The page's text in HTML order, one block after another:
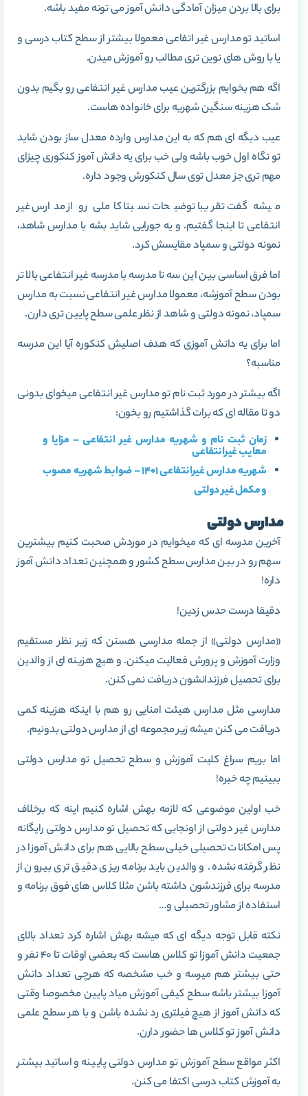
برای بالا بردن میزان آمادگی دانش آموز می تونه مفید باشه.
اساتید تو مدارس غیر اتفاعی معمولا بیشتر از سطح کتاب درسی و
یا با روش های نوین تری مطالب رو آموزش میدن.
اگه هم بخوایم بزرگترین عیب مدارس غیر انتفاعی رو بگیم بدون
شک هزینه سنگین شهریه برای خانواده هاست.
عیب دیگه ای هم که به این مدارس وارده معدل ساز بودن شاید
تو نگاه اول خوب باشه ولی خب برای یه دانش آموز کنکوری چیزای
مهم تری جز معدل توی سال کنکورش وجود داره.
میشه گفت تقریبا توضیحات نسبتا کاملی رو از مدارس غیر
انتفاعی تا اینجا گفتیم. و یه جورایی شاید بشه با مدارس شاهد،
نمونه دولتی و سمپاد مقایسش کرد.
اما فرق اساسی بین این سه تا مدرسه با مدرسه غیر انتفاعی بالا تر
بودن سطح آموزشه، معمولا مدارس غیر انتفاعی نسبت به مدارس
سمپاد، نمونه دولتی و شاهد از نظر علمی سطح پایین تری دارن.
اما برای یه دانش آموزی که هدف اصلیش کنکوره آیا این مدرسه
مناسبه؟
اگه بیشتر در مورد ثبت نام تو مدارس غیر انتفاعی میخوای بدونی
دو تا مقاله ای که برات گذاشتیم رو بخون:
زمان ثبت نام و شهریه مدارس غیر انتفاعی – مزایا و
معایب غیرانتفاعی
شهریه مدارس غیرانتفاعی 1401 – ضوابط شهریه مصوب
و مکمل غیر دولتی
مدارس دولتی
آخرین مدرسه ای که میخوایم در موردش صحبت کنیم بیشترین
سهم رو در بین مدارس سطح کشور و همچنین تعداد دانش آموز
داره!
دقیقا درست حدس زدین!
«مدارس دولتی» از جمله مدارسی هستن که زیر نظر مستقیم
وزارت آموزش و پرورش فعالیت میکنن. و هیچ هزینه ای از والدین
برای تحصیل فرزندانشون دریافت نمی کنن.
مدارسی مثل مدارس هیئت امنایی رو هم با اینکه هزینه کمی
دریافت می کنن میشه زیر مجموعه ای از مدارس دولتی بدونیم.
اما بریم سراغ کلیت آموزش و سطح تحصیل تو مدارس دولتی
ببینیم چه خبره!
خب اولین موضوعی که لازمه بهش اشاره کنیم اینه که برخلاف
مدارس غیر دولتی از اونجایی که تحصیل تو مدارس دولتی رایگانه
پس امکانات تحصیلی خیلی سطح بالایی هم برای دانش آموزا در
نظر گرفته نشده. و والدین باید برنامه ریزی دقیق تری بیرون از
مدرسه برای فرزندشون داشته باشن مثلا کلاس های فوق برنامه و
استفاده از مشاور تحصیلی و…
نکته قابل توجه دیگه ای که میشه بهش اشاره کرد تعداد بالای
جمعیت دانش آموزا تو کلاس هاست که بعضی اوقات تا 40 نفر و
حتی بیشتر هم میرسه و خب مشخصه که هرچی تعداد دانش
آموزا بیشتر باشه سطح کیفی آموزش میاد پایین مخصوصا وقتی
که دانش آموز از هیچ فیلتری رد نشده باشن و با هر سطح علمی
دانش آموز تو کلاس ها حضور دارن.
اکثر مواقع سطح آموزش تو مدارس دولتی پایینه و اساتید بیشتر
به آموزش کتاب درسی اکتفا می کنن.